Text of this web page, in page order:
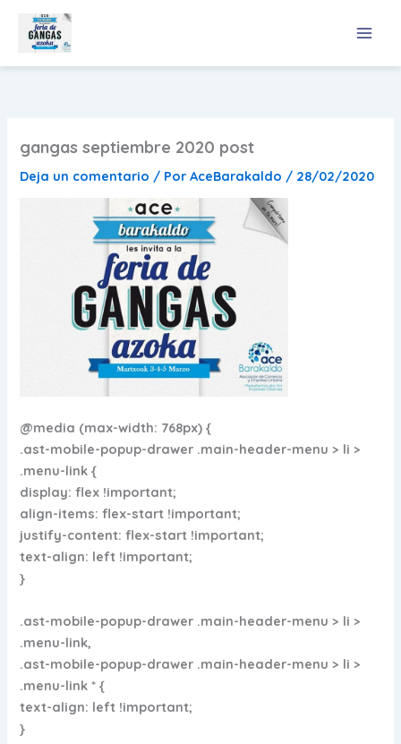
contenido
gangas septiembre 2020 post
Deja un comentario / PorAceBarakaldo / 28/02/2020
@media (max-width: 768px) {
.ast-mobile-popup-drawer .main-header-menu > li >
.menu-link {
display: flex !important;
align-items: flex-start !important;
justify-content: flex-start !important;
text-align: left !important;
}
.ast-mobile-popup-drawer .main-header-menu > li >
.menu-link,
.ast-mobile-popup-drawer .main-header-menu > li >
.menu-link * {
text-align: left !important;
}